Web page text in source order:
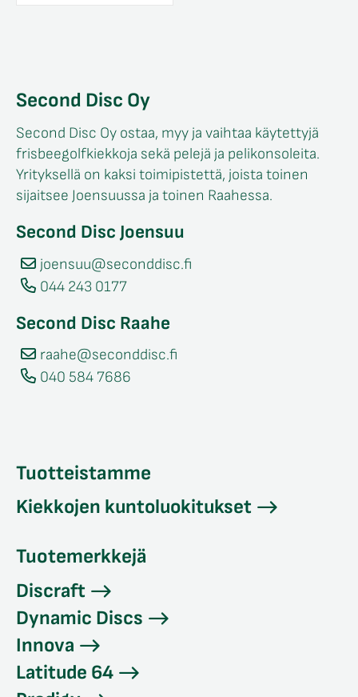
Second Disc Oy
Second Disc Oy ostaa, myy ja vaihtaa käytettyjä
frisbeegolfkiekkoja sekä pelejä ja pelikonsoleita.
Yrityksellä on kaksi toimipistettä, joista toinen
sijaitsee Joensuussa ja toinen Raahessa.
Second Disc Joensuu
joensuu@seconddisc.fi
044 243 0177
Second Disc Raahe
raahe@seconddisc.fi
040 584 7686
Tuotteistamme
Kiekkojen kuntoluokitukset
Tuotemerkkejä
Discraft
Dynamic Discs
Innova
Latitude 64